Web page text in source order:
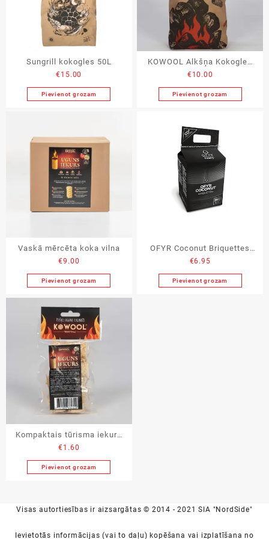
Sungrill kokogles 50L
€ 15.00
Pievienot grozam
KOWOOL Alkšņa Kokogles
~3.6 kg 30L
€ 10.00
Pievienot grozam
Vaskā mērcēta koka vilna
€9.00
Pievienot grozam
OFYR Coconut Briquettes
(6x 2kg)
€6.95
Pievienot grozam
Kompaktais tūrisma iekura
komplekts (4 gab.) Vaskā
mērcēta koka vilna
€ 1.60
Pievienot grozam
Visas autortiesības ir aizsargātas © 2014 - 2021 SIA "NordSide"
Ievietotās informācijas (vai to daļu) kopēšana vai izplatīšana no